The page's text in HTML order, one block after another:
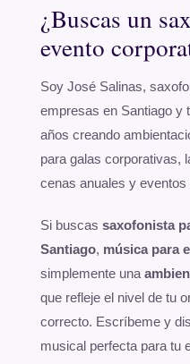
¿Buscas un
evento
Soy José Salinas,
empresas en Santiago y
años creando
para galas corporativas,
cenas anuales y eventos
Si buscas saxofonista
Santiago, música para
simplemente una
que refleje el nivel de tu
correcto. Escríbeme y
musical perfecta para tu